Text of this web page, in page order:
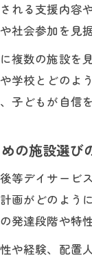
れる支援内容
社会参加を見
複数の施設を
学校とどのよ
子どもが自信
の施設選び
等デイサービ
画がどのよう
発達段階や特
や経験、配置